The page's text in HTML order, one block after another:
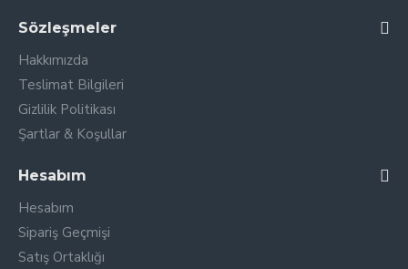
Sözleşmeler
Hakkımızda
Teslimat Bilgileri
Gizlilik Politikası
Şartlar & Koşullar
Hesabım
Hesabım
Sipariş Geçmişi
Satış Ortaklığı